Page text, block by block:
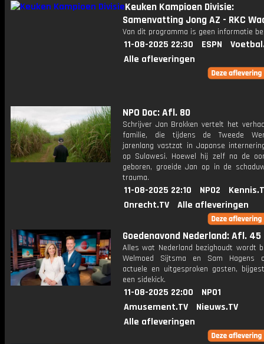
Keuken Kampioen Divisie:
Samenvatting Jong AZ - RKC
Van dit programma is geen informatie
11-08-2025 22:30 ESPN
Alle afleveringen
NPO Doc: Afl. 80
Schrijver Jan Brokken vertelt het
familie, die tijdens de Tweede
jarenlang vastzat in Japanse
op Sulawesi. Hoewel hij zelf na de
geboren, groeide Jan op in de
trauma.
11-08-2025 22:10 NPO2
Onrecht.TV
Alle afleveringen
Goedenavond Nederland: Afl. 45
Alles wat Nederland bezighoudt wordt
Welmoed Sijtsma en Sam Hagens
actuele en uitgesproken gasten,
een sidekick.
11-08-2025 22:00
NPO1
Amusement.TV
Nieuws.TV
Alle afleveringen